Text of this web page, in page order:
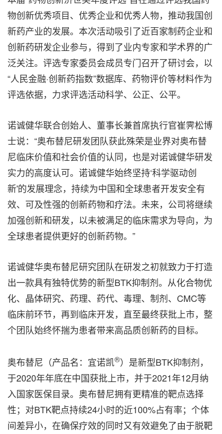
物创新优秀项目、优秀企业和优秀人物，推动我国创
新药产业的发展。本次活动吸引了近百家制药企业和
创新药研发企业参与，得到了业内专家和学术界的广
泛关注。评选专家委员会成员专门召开了研讨会，以
“人民金融·创新药指数”数据库、药物评价等材料作为
评选依据，力求评选活动科学、公正、公平。
诺诚健华联合创始人、董事长兼首席执行官崔霁松博
士说：“奥布替尼研发团队获此殊荣是业界对奥布替
尼临床价值和社会价值的认同，也是对诺诚健华研发
实力的高度认可。诺诚健华始终坚持‘科学驱动创
新'的发展理念，持续为中国和全球患者开发安全有
效、可及性强的创新药物和疗法。未来，公司将继续
加强创新和研发，以未被满足的临床需求为导向，为
全球患者提供更好的创新药物。”
诺诚健华奥布替尼研究团队在研发之初就致力于打造
出一款具有独特优势的新型BTK抑制剂。从化合物优
化、晶体研究、药理、药代、毒理、制剂、CMC等
临床前环节，再到临床开发，直至最终获批上市，整
个团队始终怀揣为患者带来高品质创新药的目标。
奥布替尼（产品名：宜诺凯®）是新型BTK抑制剂，
于2020年年底在中国获批上市，并于2021年12月纳
入国家医保目录。奥布替尼拥有更精准的靶点选择
性；对BTK靶点持续24小时的近100%占有率；个体
间差异小，在确保疗效的同时又有效避免了由于脱靶